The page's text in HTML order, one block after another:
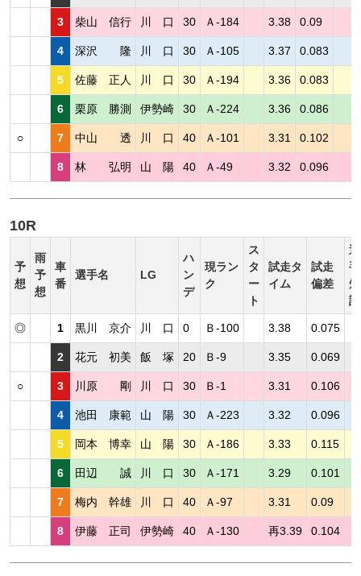
3 柴山 信行 川 口 30 Ａ-184 3.38 0.09
4 深沢 隆 川 口 30 Ａ-105 3.37 0.083
5 佐藤 正人 川 口 30 Ａ-194 3.36 0.083
6 栗原 勝測 伊勢崎 30 Ａ-224 3.36 0.086
○ 7 中山 透 川 口 40 Ａ-101 3.31 0.102
8 林 弘明 山 陽 40 Ａ-49 3.32 0.096
10R
予
想
雨
予
想
車
番
選手名 LG
ハ
ン
デ
現ラン
ク
ス
タ
ー
ト
試走タ
イム
試走
偏差
選
手
短
評
◎ 1 黒川 京介 川 口 0 Ｂ-100 3.38 0.075
2 花元 初美 飯 塚 20 Ｂ-9 3.35 0.069
○ 3 川原 剛 川 口 30 Ｂ-1 3.31 0.106
4 池田 康範 山 陽 30 Ａ-223 3.32 0.096
5 岡本 博幸 山 陽 30 Ａ-186 3.33 0.115
6 田辺 誠 川 口 30 Ａ-171 3.29 0.101
7 梅内 幹雄 川 口 40 Ａ-97 3.31 0.09
8 伊藤 正司 伊勢崎 40 Ａ-130 再3.39 0.104